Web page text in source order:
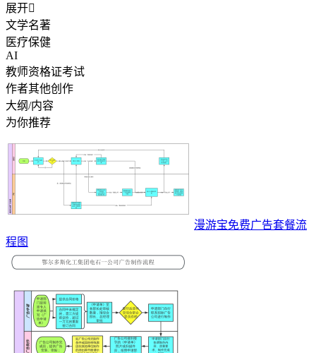
展开
文学名著
医疗保健
AI
教师资格证考试
作者其他创作
大纲/内容
为你推荐
漫游宝免费广告套餐流
程图